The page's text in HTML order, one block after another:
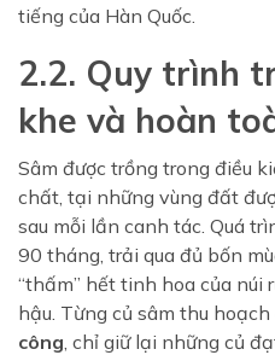
tiếng của Hàn Quốc.
2.2. Quy trình
khe và hoàn
Sâm được trồng trong điều
chất, tại những vùng đất
sau mỗi lần canh tác. Quá
90 tháng, trải qua đủ bốn
“thấm” hết tinh hoa của núi
hậu. Từng củ sâm thu hoạch
công , chỉ giữ lại những củ